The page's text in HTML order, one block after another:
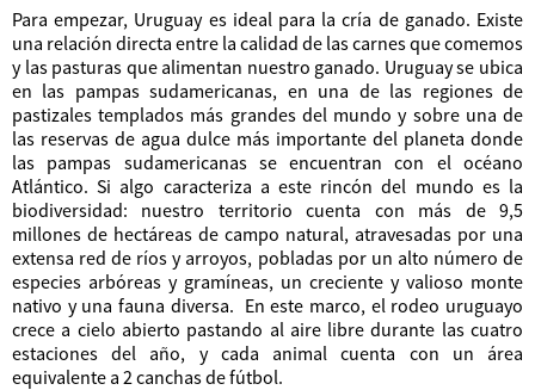
Para empezar, Uruguay es ideal para la cría de ganado. Existe
una relación directa entre la calidad de las carnes que comemos
y las pasturas que alimentan nuestro ganado. Uruguay se ubica
en las pampas sudamericanas, en una de las regiones de
pastizales templados más grandes del mundo y sobre una de
las reservas de agua dulce más importante del planeta donde
las pampas sudamericanas se encuentran con el océano
Atlántico. Si algo caracteriza a este rincón del mundo es la
biodiversidad: nuestro territorio cuenta con más de 9,5
millones de hectáreas de campo natural, atravesadas por una
extensa red de ríos y arroyos, pobladas por un alto número de
especies arbóreas y gramíneas, un creciente y valioso monte
nativo y una fauna diversa. En este marco, el rodeo uruguayo
crece a cielo abierto pastando al aire libre durante las cuatro
estaciones del año, y cada animal cuenta con un área
equivalente a 2 canchas de fútbol.